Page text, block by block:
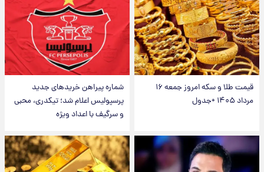
قیمت طلا و سکه امروز جمعه ۱۶
مرداد ۱۴۰۵ +جدول
شماره پیراهن خریدهای جدید
پرسپولیس اعلام شد؛ تیکدری، محبی
و سرگیف با اعداد ویژه